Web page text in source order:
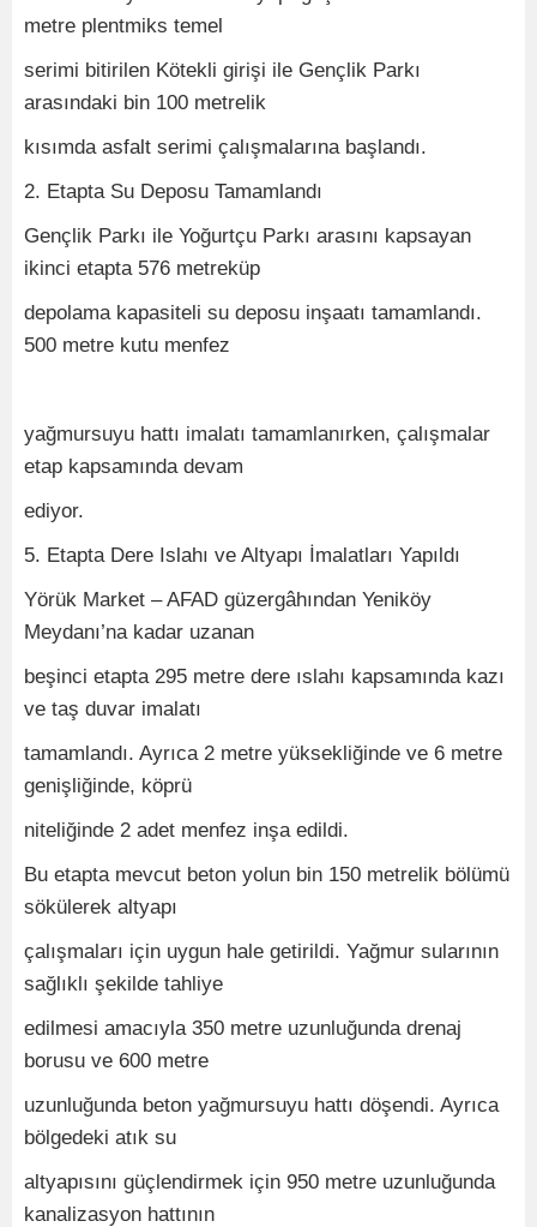
metre plentmiks temel
serimi bitirilen Kötekli girişi ile Gençlik Parkı
arasındaki bin 100 metrelik
kısımda asfalt serimi çalışmalarına başlandı.
2. Etapta Su Deposu Tamamlandı
Gençlik Parkı ile Yoğurtçu Parkı arasını kapsayan
ikinci etapta 576 metreküp
depolama kapasiteli su deposu inşaatı tamamlandı.
500 metre kutu menfez
yağmursuyu hattı imalatı tamamlanırken, çalışmalar
etap kapsamında devam
ediyor.
5. Etapta Dere Islahı ve Altyapı İmalatları Yapıldı
Yörük Market – AFAD güzergâhından Yeniköy
Meydanı’na kadar uzanan
beşinci etapta 295 metre dere ıslahı kapsamında kazı
ve taş duvar imalatı
tamamlandı. Ayrıca 2 metre yüksekliğinde ve 6 metre
genişliğinde, köprü
niteliğinde 2 adet menfez inşa edildi.
Bu etapta mevcut beton yolun bin 150 metrelik bölümü
sökülerek altyapı
çalışmaları için uygun hale getirildi. Yağmur sularının
sağlıklı şekilde tahliye
edilmesi amacıyla 350 metre uzunluğunda drenaj
borusu ve 600 metre
uzunluğunda beton yağmursuyu hattı döşendi. Ayrıca
bölgedeki atık su
altyapısını güçlendirmek için 950 metre uzunluğunda
kanalizasyon hattının